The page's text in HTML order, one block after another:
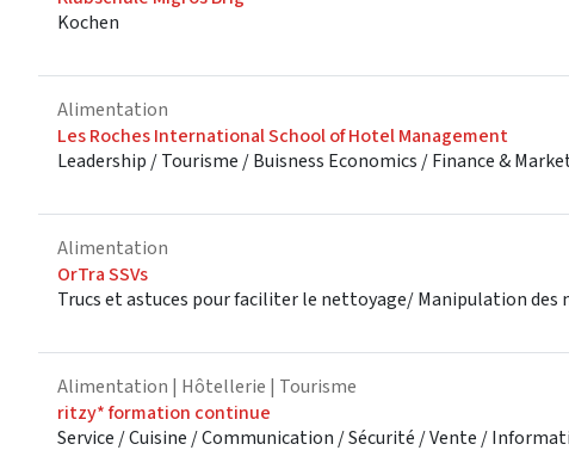
Kochen
Alimentation
Les Roches International School of Hotel Management
Leadership / Tourisme / Buisness Economics / Finance &
Alimentation
OrTra SSVs
Trucs et astuces pour faciliter le nettoyage/ Manipulation
Alimentation | Hôtellerie | Tourisme
ritzy* formation continue
Service / Cuisine / Communication / Sécurité / Vente /